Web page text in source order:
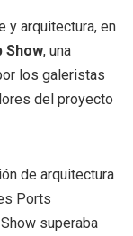
y arquitectura, en
Show, una
los galeristas
del proyecto
de arquitectura
Ports
superaba